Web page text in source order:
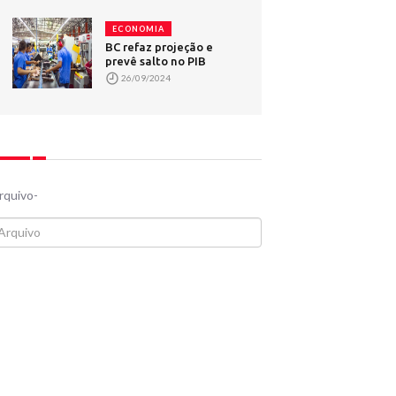
ECONOMIA
BC refaz projeção e
prevê salto no PIB
26/09/2024